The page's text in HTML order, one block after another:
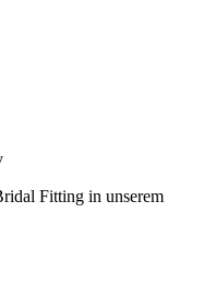
Fitting in unserem